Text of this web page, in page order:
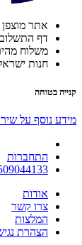
אתר מוצפן
דף
משלוח מהיר בתוך
חנות
קנייה בטוחה
מידע נוסף על
התחברות
אודות
צרו קשר
המלצות
הצהרת